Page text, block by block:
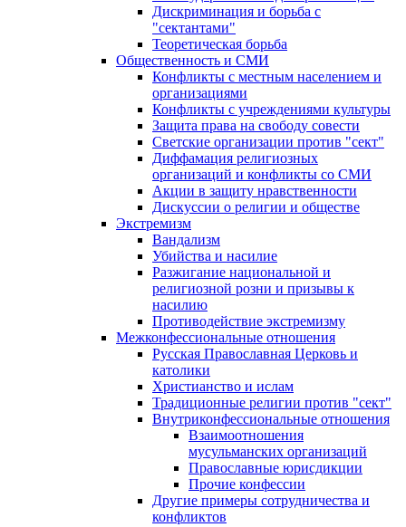
Дискриминация и борьба с
"сектантами"
Теоретическая борьба
Общественность и СМИ
Конфликты с местным населением и
организациями
Конфликты с учреждениями культуры
Защита права на свободу совести
Светские организации против "сект"
Диффамация религиозных
организаций и конфликты со СМИ
Акции в защиту нравственности
Дискуссии о религии и обществе
Экстремизм
Вандализм
Убийства и насилие
Разжигание национальной и
религиозной розни и призывы к
насилию
Противодействие экстремизму
Межконфессиональные отношения
Русская Православная Церковь и
католики
Христианство и ислам
Традиционные религии против "сект"
Внутриконфессиональные отношения
Взаимоотношения
мусульманских организаций
Православные юрисдикции
Прочие конфессии
Другие примеры сотрудничества и
конфликтов